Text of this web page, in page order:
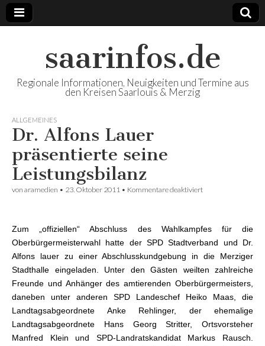
saarinfos.de
Regionale Informationen, Neuigkeiten und Termine aus
den Kreisen Saarlouis & Merzig
ALLGEMEINES
Dr. Alfons Lauer
präsentierte seine
Leistungsbilanz
von aramedien • 23. Oktober 2011 • Kommentare deaktiviert
Zum „offiziellen“ Abschluss des Wahlkampfes für die
Oberbürgermeisterwahl hatte der SPD Stadtverband und Dr.
Alfons lauer zu einer Abschlusskundgebung in die Merziger
Stadthalle eingeladen. Unter den Gästen weilten zahlreiche
Freunde und Anhänger des amtierenden Oberbürgermeisters,
daneben unter anderen SPD Landeschef Heiko Maas, die
Landtagsabgeordnete Anke Rehlinger, der ehemalige
Landtagsabgeordnete Hans Georg Stritter, Ortsvorsteher
Manfred Klein und SPD-Landratskandidat Markus Rausch.